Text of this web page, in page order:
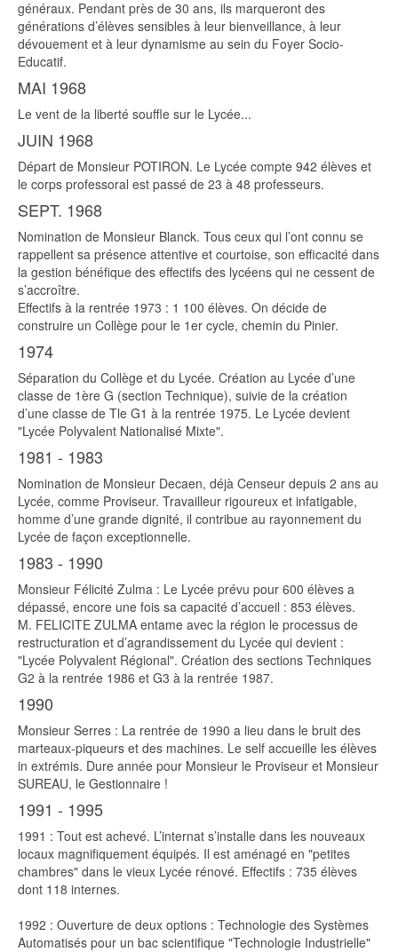
généraux. Pendant près de 30 ans, ils marqueront des
générations d’élèves sensibles à leur bienveillance, à leur
dévouement et à leur dynamisme au sein du Foyer Socio-
Educatif.
MAI 1968
Le vent de la liberté souffle sur le Lycée...
JUIN 1968
Départ de Monsieur POTIRON. Le Lycée compte 942 élèves et
le corps professoral est passé de 23 à 48 professeurs.
SEPT. 1968
Nomination de Monsieur Blanck. Tous ceux qui l’ont connu se
rappellent sa présence attentive et courtoise, son efficacité dans
la gestion bénéfique des effectifs des lycéens qui ne cessent de
s’accroître.
Effectifs à la rentrée 1973 : 1 100 élèves. On décide de
construire un Collège pour le 1er cycle, chemin du Pinier.
1974
Séparation du Collège et du Lycée. Création au Lycée d’une
classe de 1ère G (section Technique), suivie de la création
d’une classe de Tle G1 à la rentrée 1975. Le Lycée devient
"Lycée Polyvalent Nationalisé Mixte".
1981 - 1983
Nomination de Monsieur Decaen, déjà Censeur depuis 2 ans au
Lycée, comme Proviseur. Travailleur rigoureux et infatigable,
homme d’une grande dignité, il contribue au rayonnement du
Lycée de façon exceptionnelle.
1983 - 1990
Monsieur Félicité Zulma : Le Lycée prévu pour 600 élèves a
dépassé, encore une fois sa capacité d’accueil : 853 élèves.
M. FELICITE ZULMA entame avec la région le processus de
restructuration et d’agrandissement du Lycée qui devient :
"Lycée Polyvalent Régional". Création des sections Techniques
G2 à la rentrée 1986 et G3 à la rentrée 1987.
1990
Monsieur Serres : La rentrée de 1990 a lieu dans le bruit des
marteaux-piqueurs et des machines. Le self accueille les élèves
in extrémis. Dure année pour Monsieur le Proviseur et Monsieur
SUREAU, le Gestionnaire !
1991 - 1995
1991 : Tout est achevé. L’internat s’installe dans les nouveaux
locaux magnifiquement équipés. Il est aménagé en "petites
chambres" dans le vieux Lycée rénové. Effectifs : 735 élèves
dont 118 internes.
1992 : Ouverture de deux options : Technologie des Systèmes
Automatisés pour un bac scientifique "Technologie Industrielle"